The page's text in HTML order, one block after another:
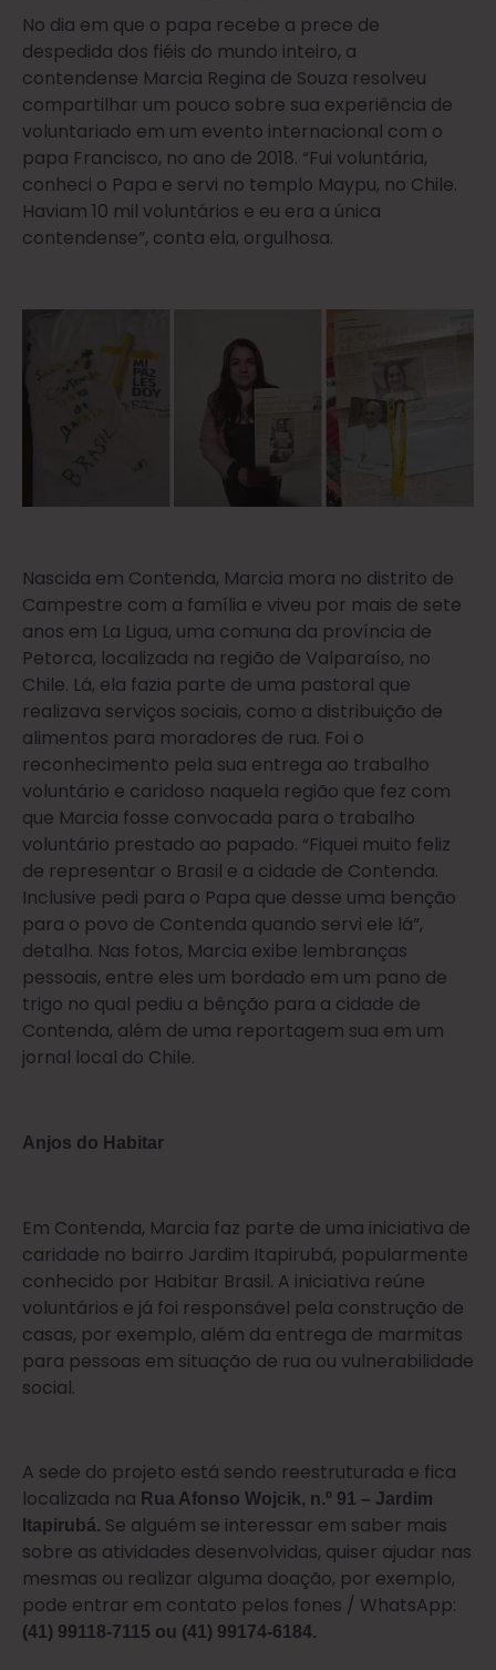
No dia em que o papa recebe a prece de
despedida dos fiéis do mundo inteiro, a
contendense Marcia Regina de Souza resolveu
compartilhar um pouco sobre sua experiência de
voluntariado em um evento internacional com o
papa Francisco, no ano de 2018. “Fui voluntária,
conheci o Papa e servi no templo Maypu, no Chile.
Haviam 10 mil voluntários e eu era a única
contendense”, conta ela, orgulhosa.
Nascida em Contenda, Marcia mora no distrito de
Campestre com a família e viveu por mais de sete
anos em La Ligua, uma comuna da província de
Petorca, localizada na região de Valparaíso, no
Chile. Lá, ela fazia parte de uma pastoral que
realizava serviços sociais, como a distribuição de
alimentos para moradores de rua. Foi o
reconhecimento pela sua entrega ao trabalho
voluntário e caridoso naquela região que fez com
que Marcia fosse convocada para o trabalho
voluntário prestado ao papado. “Fiquei muito feliz
de representar o Brasil e a cidade de Contenda.
Inclusive pedi para o Papa que desse uma benção
para o povo de Contenda quando servi ele lá”,
detalha. Nas fotos, Marcia exibe lembranças
pessoais, entre eles um bordado em um pano de
trigo no qual pediu a bênção para a cidade de
Contenda, além de uma reportagem sua em um
jornal local do Chile.
Anjos do Habitar
Em Contenda, Marcia faz parte de uma iniciativa de
caridade no bairro Jardim Itapirubá, popularmente
conhecido por Habitar Brasil. A iniciativa reúne
voluntários e já foi responsável pela construção de
casas, por exemplo, além da entrega de marmitas
para pessoas em situação de rua ou vulnerabilidade
social.
A sede do projeto está sendo reestruturada e fica
localizada na Rua Afonso Wojcik, n.º 91 – Jardim
Itapirubá. Se alguém se interessar em saber mais
sobre as atividades desenvolvidas, quiser ajudar nas
mesmas ou realizar alguma doação, por exemplo,
pode entrar em contato pelos fones / WhatsApp:
(41) 99118-7115 ou (41) 99174-6184.